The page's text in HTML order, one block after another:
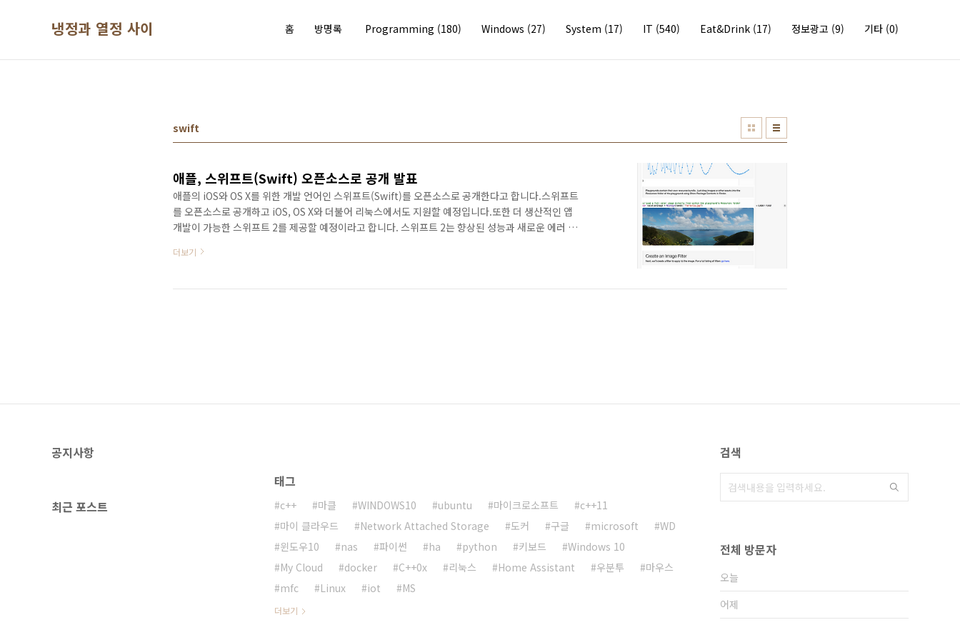
냉정과 열정 사이 홈 방명록 Programming (180) Windows (27) System (17) IT (540) Eat&Drink (17) 정보광고 (9) 기타 (0)
swift
애플, 스위프트(Swift) 오픈소스로 공개 발표
애플의 iOS와 OS X를 위한 개발 언어인 스위프트(Swift)를 오픈소스로 공개한다고 합니다.스위프트
를 오픈소스로 공개하고 iOS, OS X와 더불어 리눅스에서도 지원할 예정입니다.또한 더 생산적인 앱
개발이 가능한 스위프트 2를 제공할 예정이라고 합니다. 스위프트 2는 향상된 성능과 새로운 에러 핸
더보기
공지사항
최근 포스트
태그
c++ 마클 WINDOWS10 ubuntu 마이크로소프트
c++11
마이 클라우드
Network Attached Storage 도커 구글 microsoft
WD
윈도우10
nas 파이썬 ha python 키보드
Windows 10
My Cloud
docker C++0x 리눅스 Home Assistant 우분투
마우스
mfc
Linux iot MS
더보기
검색
전체 방문자
오늘
어제